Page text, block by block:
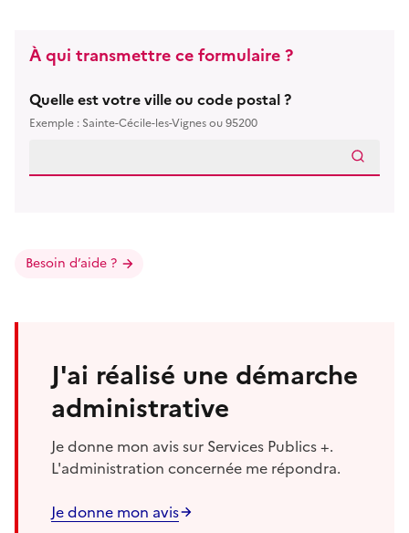
À qui transmettre ce formulaire ?
Quelle est votre ville ou code postal ?
Exemple : Sainte-Cécile-les-Vignes ou 95200
Besoin d’aide ?
J'ai réalisé une démarche
administrative
Je donne mon avis sur Services Publics +.
L'administration concernée me répondra.
Je donne mon avis